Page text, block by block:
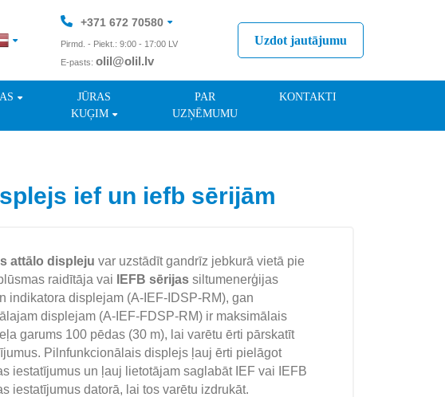
+371 672 70580
Pirmd. - Piekt.: 9:00 - 17:00 LV
E-pasts: olil@olil.lv
+371 287 11411
Uzdot jautājumu
JŪRAS
KUĢIM
PAR
UZŅĒMUMU
KONTAKTI
ief un iefb sērijām
attālo displeju var uzstādīt gandrīz jebkurā vietā pie
raidītāja vai IEFB sērijassiltumenerģijas
indikatora displejam (A-IEF-IDSP-RM), gan
displejam (A-IEF-FDSP-RM) ir maksimālais
garums 100 pēdas (30 m), lai varētu ērti pārskatīt
Pilnfunkcionālais displejs ļauj ērti pielāgot
iestatījumus un ļauj lietotājam saglabāt IEF vai IEFB
iestatījumus datorā, lai tos varētu izdrukāt.